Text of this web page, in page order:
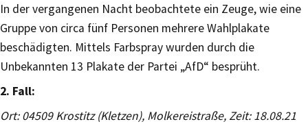
In der vergangenen Nacht beobachtete ein Zeuge, wie eine
Gruppe von circa fünf Personen mehrere Wahlplakate
beschädigten. Mittels Farbspray wurden durch die
Unbekannten 13 Plakate der Partei „AfD“ besprüht.
2. Fall:
Ort: 04509 Krostitz (Kletzen), Molkereistraße, Zeit: 18.08.21